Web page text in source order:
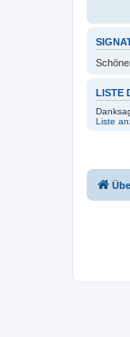
LISTE
Liste